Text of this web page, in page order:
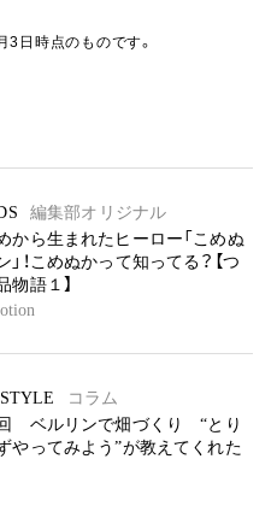
日時点のものです。
編集部オリジナル
から生まれたヒーロー「こめぬ
」！こめぬかって知ってる？【つ
物語１】
コラム
ベルリンで畑づくり “とり
やってみよう”が教えてくれた